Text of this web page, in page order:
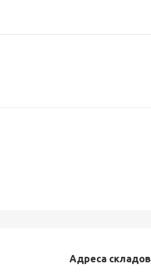
Адреса складов